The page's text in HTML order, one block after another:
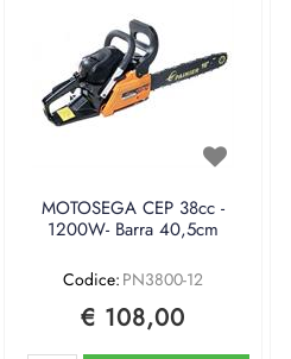
MOTOSEGA CEP 38cc -
1200W- Barra 40,5cm
Codice: PN3800-12
€ 108,00